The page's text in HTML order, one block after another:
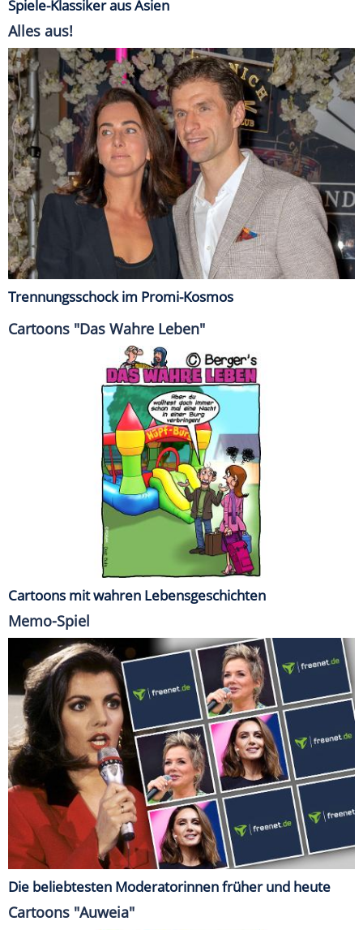
Spiele-Klassiker aus Asien
Alles aus!
Trennungsschock im Promi-Kosmos
Cartoons "Das Wahre Leben"
Cartoons mit wahren Lebensgeschichten
Memo-Spiel
Die beliebtesten Moderatorinnen früher und heute
Cartoons "Auweia"